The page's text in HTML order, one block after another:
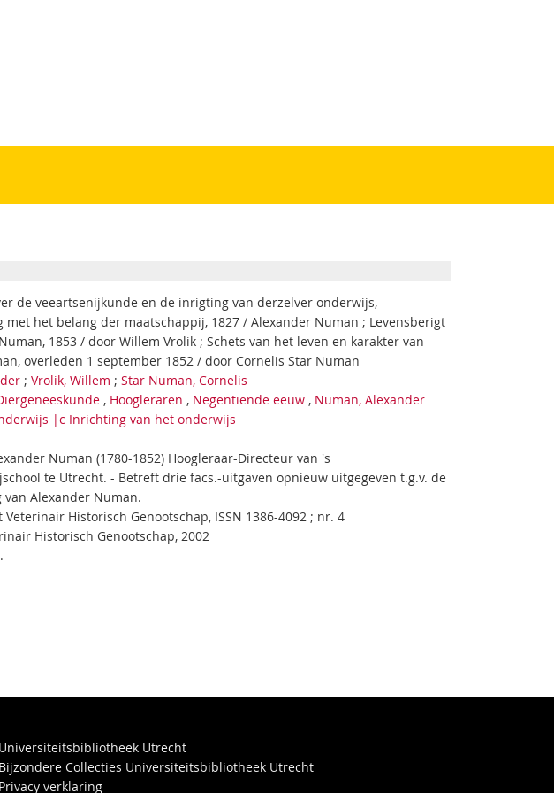
de veeartsenijkunde en de inrigting van derzelver onderwijs,
met het belang der maatschappij, 1827 / Alexander Numan ; Levensberigt
1853 / door Willem Vrolik ; Schets van het leven en karakter van
overleden 1 september 1852 / door Cornelis Star Numan
;Vrolik, Willem ;Star Numan, Cornelis
, Hoogleraren , Negentiende eeuw , Numan, Alexander
|c Inrichting van het onderwijs
Numan (1780-1852) Hoogleraar-Directeur van 's
te Utrecht. - Betreft drie facs.-uitgaven opnieuw uitgegeven t.g.v. de
van Alexander Numan.
Veterinair Historisch Genootschap, ISSN 1386-4092 ; nr. 4
Historisch Genootschap, 2002
Universiteitsbibliotheek Utrecht
Bijzondere Collecties Universiteitsbibliotheek Utrecht
Privacy verklaring